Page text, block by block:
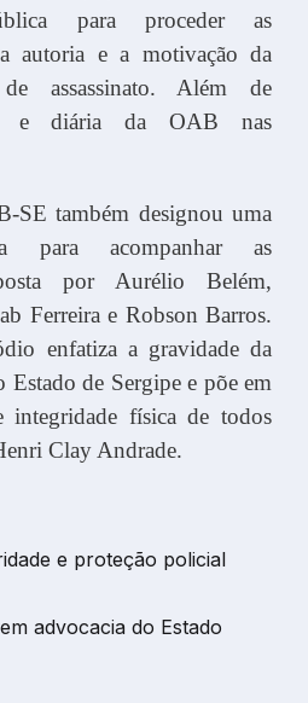
para proceder as
autoria e a motivação da
assassinato. Além de
e diária da OAB nas
SE também designou uma
para acompanhar as
por Aurélio Belém,
Ferreira e Robson Barros.
enfatiza a gravidade da
Estado de Sergipe e põe em
integridade física de todos
Clay Andrade.
e proteção policial
advocacia do Estado